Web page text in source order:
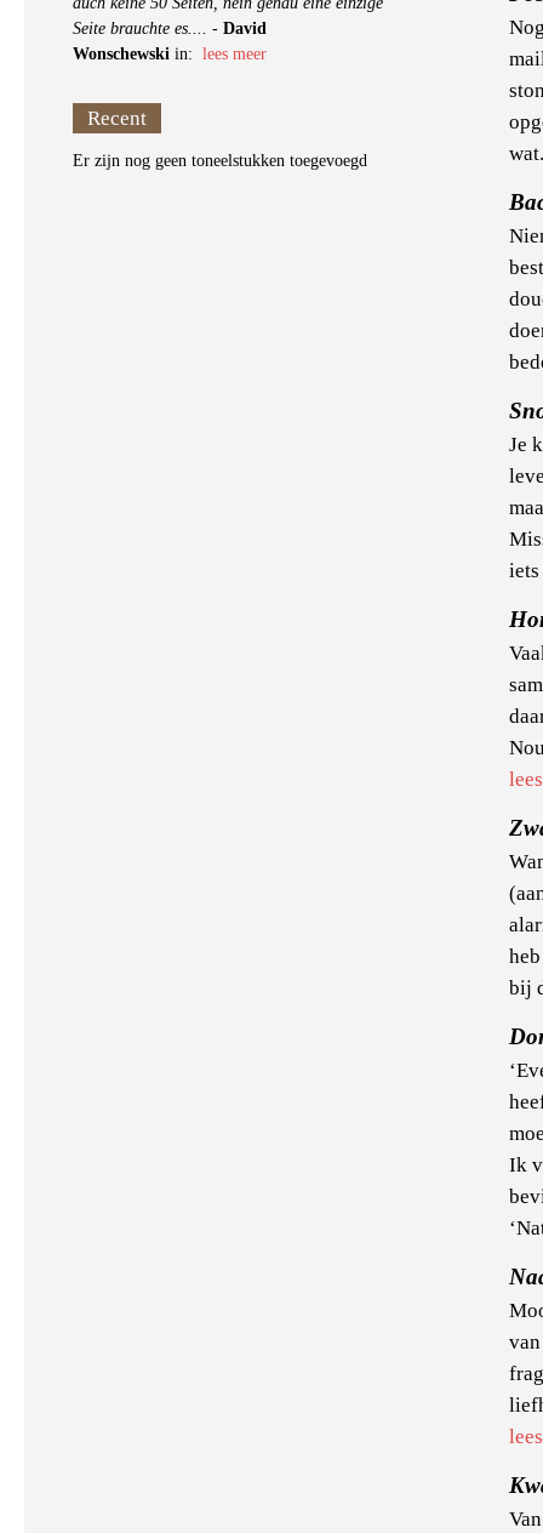
Seite brauchte es.... - David
Wonschewski in: lees meer
Recent
Er zijn nog geen toneelstukken toegevoegd
Je
bij
Ik